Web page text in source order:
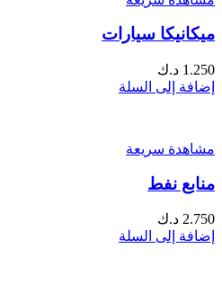
ميكانيكا سيارات
1.250 د.ك
إضافة إلى السلة
مشاهدة سريعة
منابع نفط
2.750 د.ك
إضافة إلى السلة